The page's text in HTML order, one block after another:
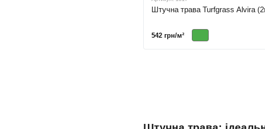
Штучна трава Turfgrass Alvira
542 грн/м²